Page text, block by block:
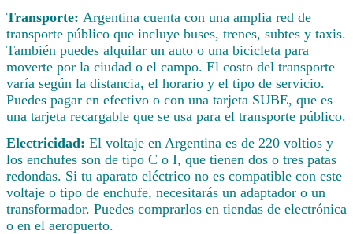
Transporte: Argentina cuenta con una amplia red de
transporte público que incluye buses, trenes, subtes y taxis.
También puedes alquilar un auto o una bicicleta para
moverte por la ciudad o el campo. El costo del transporte
varía según la distancia, el horario y el tipo de servicio.
Puedes pagar en efectivo o con una tarjeta SUBE, que es
una tarjeta recargable que se usa para el transporte público.
Electricidad: El voltaje en Argentina es de 220 voltios y
los enchufes son de tipo C o I, que tienen dos o tres patas
redondas. Si tu aparato eléctrico no es compatible con este
voltaje o tipo de enchufe, necesitarás un adaptador o un
transformador. Puedes comprarlos en tiendas de electrónica
o en el aeropuerto.